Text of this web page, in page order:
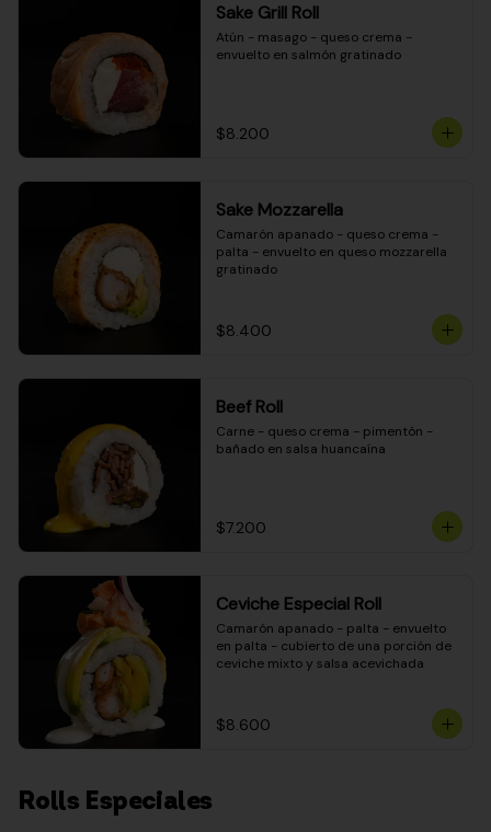
Sake Grill Roll
Atún - masago - queso crema -
envuelto en salmón gratinado
$8.200
Sake Mozzarella
Camarón apanado - queso crema -
palta - envuelto en queso mozzarella
gratinado
$8.400
Beef Roll
Carne - queso crema - pimentón -
bañado en salsa huancaína
$7.200
Ceviche Especial Roll
Camarón apanado - palta - envuelto
en palta - cubierto de una porción de
ceviche mixto y salsa acevichada
$8.600
Rolls Especiales